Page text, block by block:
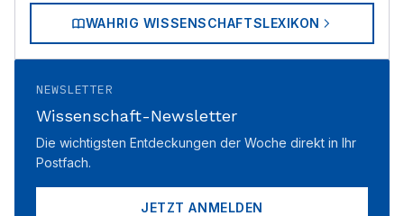
WAHRIG WISSENSCHAFTSLEXIKON
NEWSLETTER
Wissenschaft-Newsletter
Die wichtigsten Entdeckungen der Woche direkt in Ihr
Postfach.
JETZT ANMELDEN